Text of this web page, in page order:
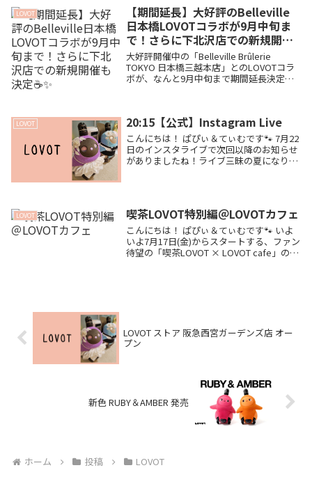
法をまとめました！
LOVOT
【期間延長】大好評のBelleville
日本橋LOVOTコラボが9月中旬ま
で！さらに下北沢店での新規開催
も決定☕️✨
大好評開催中の「Belleville Brûlerie
TOKYO 日本橋三越本店」とのLOVOTコラ
ボが、なんと9月中旬まで期間延長決定！
ました🐾
LOVOT 20:15【公式】Instagram Live
こんにちは！ ぱぴぃ＆てぃむです🐾 7月22
日のインスタライブで次回以降のお知らせ
がありましたね！ライブ三昧の夏になりそ
LOVOT 喫茶LOVOT特別編＠LOVOTカフェ
こんにちは！ ぱぴぃ＆てぃむです🐾 いよ
いよ7月17日(金)からスタートする、ファン
待望の「喫茶LOVOT × LOVOT cafe」の大
LOVOT ストア 阪急西宮ガーデンズ店 オー
プン
新色 RUBY＆AMBER 発売
ホーム 投稿 LOVOT